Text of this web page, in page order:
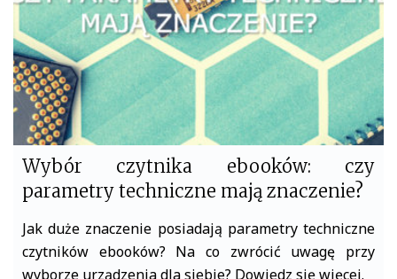
k
Wybór czytnika ebooków: czy
parametry techniczne mają znaczenie?
Jak duże znaczenie posiadają parametry techniczne
czytników ebooków? Na co zwrócić uwagę przy
wyborze urządzenia dla siebie? Dowiedz się więcej.